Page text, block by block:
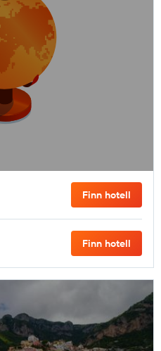
Finn hotell
Finn hotell